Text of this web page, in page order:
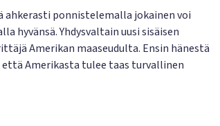
ponnistelemalla jokainen voi
hyvänsä. Yhdysvaltain uusi sisäisen
Amerikan maaseudulta. Ensin hänestä
Amerikasta tulee taas turvallinen